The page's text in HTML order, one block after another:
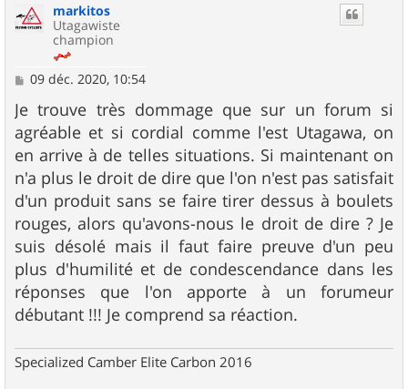
markitos
Utagawiste
champion
M
s
s
a
g
e
09 déc. 2020, 10:54
Je trouve très dommage que sur un forum si
agréable et si cordial comme l'est Utagawa, on
en arrive à de telles situations. Si maintenant on
n'a plus le droit de dire que l'on n'est pas satisfait
d'un produit sans se faire tirer dessus à boulets
rouges, alors qu'avons-nous le droit de dire ? Je
suis désolé mais il faut faire preuve d'un peu
plus d'humilité et de condescendance dans les
réponses que l'on apporte à un forumeur
débutant !!! Je comprend sa réaction.
Specialized Camber Elite Carbon 2016